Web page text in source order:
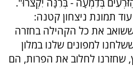
תמונת ניצחון קטנה:
את כל הקהילה בחזרה
למפונים שלנו במלון
שחזרנו לחלוב את הפרות, הם